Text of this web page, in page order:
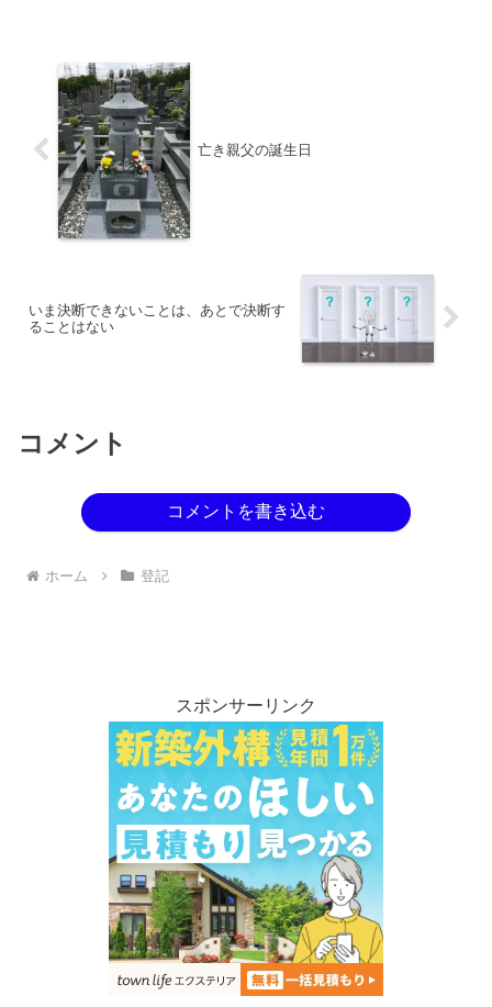
亡き親父の誕生日
いま決断できないことは、あとで決断す
ることはない
コメント
コメントを書き込む
ホーム 登記
スポンサーリンク